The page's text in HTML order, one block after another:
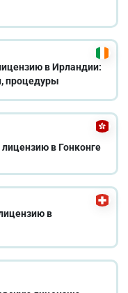
в Ирландии:
процедуры
в Гонконге
в